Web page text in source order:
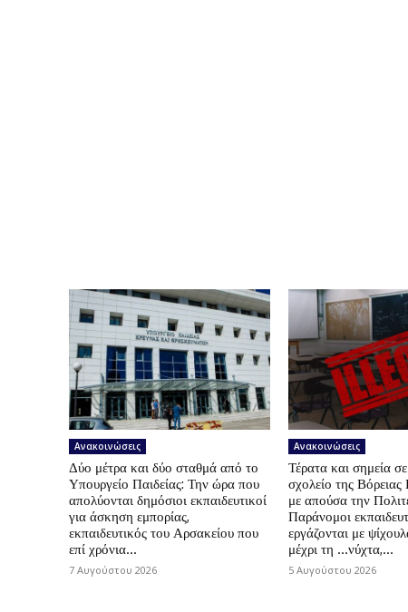
Ανακοινώσεις
Δύο μέτρα και δύο σταθμά από το
Υπουργείο Παιδείας: Την ώρα που
απολύονται δημόσιοι εκπαιδευτικοί
για άσκηση εμπορίας,
εκπαιδευτικός του Αρσακείου που
επί χρόνια...
7 Αυγούστου 2026
Ανακοινώσεις
Τέρατα και σημεία σε
σχολείο της
με απούσα την
Παράνομοι
εργάζονται με
μέχρι τη …νύχτα,...
5 Αυγούστου 2026